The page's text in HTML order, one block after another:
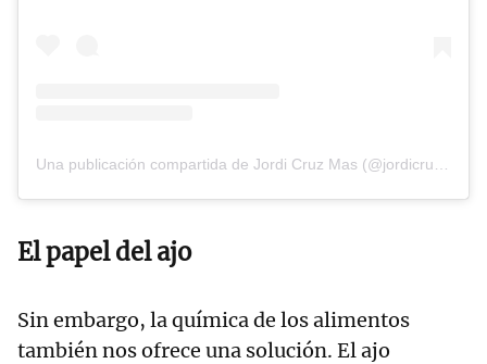
El papel del ajo
Sin embargo, la química de los alimentos
también nos ofrece una solución. El ajo